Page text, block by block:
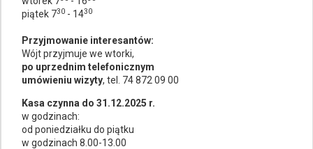
piątek 730 - 1430
Przyjmowanie interesantów:
Wójt przyjmuje we wtorki,
po uprzednim telefonicznym
umówieniu wizyty, tel. 74 872 09 00
Kasa czynna do 31.12.2025 r.
w godzinach:
od poniedziałku do piątku
w godzinach 8.00-13.00